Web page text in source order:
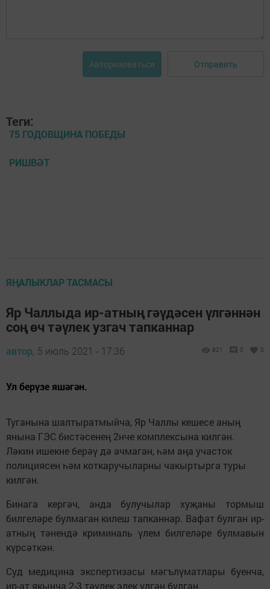
Авторизоваться Отправить
Теги:
75 ГОДОВЩИНА ПОБЕДЫ
РИШВӘТ
ЯҢАЛЫКЛАР ТАСМАСЫ
Яр Чаллыда ир-атның гәүдәсен үлгәннән
соң өч тәүлек узгач тапканнар
автор, 5 июль 2021 - 17:36 821 0 0
Ул берүзе яшәгән.
Туганына шалтыратмыйча, Яр Чаллы кешесе аның
янына ГЭС бистәсенең 2нче комплексына килгән.
Ләкин ишекне берәү дә ачмаган, һәм аңа участок
полициясен һәм коткаручыларны чакыртырга туры
килгән.
Бинага кергәч, анда булучылар хуҗаны тормыш
билгеләре булмаган килеш тапканнар. Вафат булган ир-
атның тәнендә криминаль үлем билгеләре булмавын
күрсәткән.
Суд медицина экспертизасы мәгълүматлары буенча,
ир-ат якынча 2-3 тәүлек элек үлгән булган.